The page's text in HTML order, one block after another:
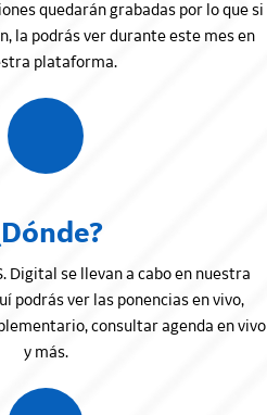
quedarán grabadas por lo que si
la podrás ver durante este mes en
plataforma.
Digital se llevan a cabo en nuestra
podrás ver las ponencias en vivo,
consultar agenda en vivo
y más.